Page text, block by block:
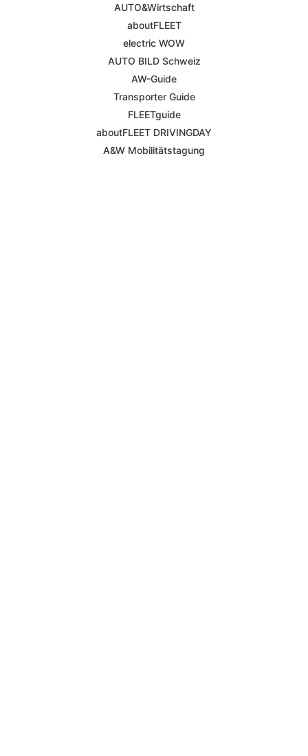
AUTO&Wirtschaft
aboutFLEET
electric WOW
AUTO BILD Schweiz
AW-Guide
Transporter Guide
FLEETguide
aboutFLEET DRIVINGDAY
A&W Mobilitätstagung